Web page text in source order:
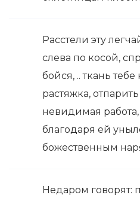
Расстели эту
слева по косой,
бойся, .. ткань
растяжка,
невидимая работа,
благодаря ей
божественным
Недаром говорят: